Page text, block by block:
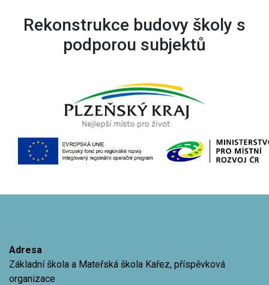
Rekonstrukce budovy školy s
podporou subjektů
Adresa
Základní škola a Mateřská škola Kařez, příspěvková
organizace